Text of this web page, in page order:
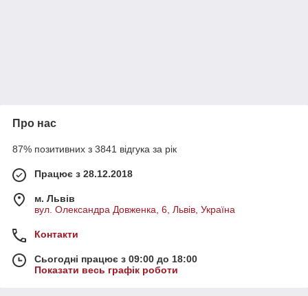
Про нас
87% позитивних з 3841 відгука за рік
Працює з 28.12.2018
м. Львів
вул. Олександра Довженка, 6, Львів, Україна
Контакти
Сьогодні працює з 09:00 до 18:00
Показати весь графік роботи